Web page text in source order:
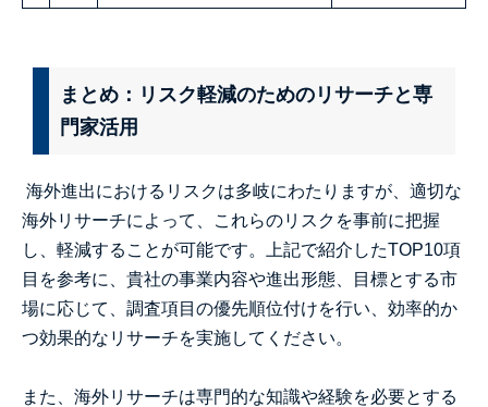
まとめ：リスク軽減のためのリサーチと専
門家活用
海外進出におけるリスクは多岐にわたりますが、適切な
海外リサーチによって、これらのリスクを事前に把握
し、軽減することが可能です。上記で紹介したTOP10項
目を参考に、貴社の事業内容や進出形態、目標とする市
場に応じて、調査項目の優先順位付けを行い、効率的か
つ効果的なリサーチを実施してください。
また、海外リサーチは専門的な知識や経験を必要とする